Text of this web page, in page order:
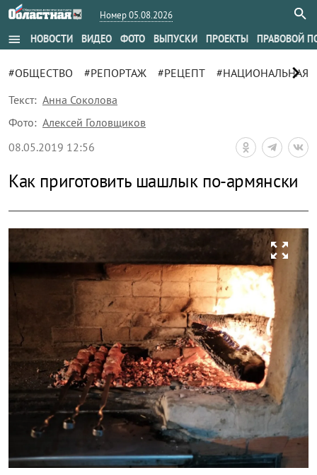
Номер 05.08.2026
menu НОВОСТИ ВИДЕО ФОТО ВЫПУСКИ ПРОЕКТЫ ПРАВОВОЙ
#ОБЩЕСТВО #РЕПОРТАЖ #РЕЦЕПТ #НАЦИОНАЛЬНАЯ
chevron_right
Текст: Анна Соколова
Фото: Алексей Головщиков
08.05.2019 12:56
Как приготовить шашлык по-армянски
zoom_out_map